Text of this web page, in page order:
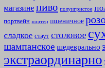
магазине пиво полуигристое
портвейн портер пшеничное
сладкое стаут столовое
шампанское шедеврально
экстраординарно